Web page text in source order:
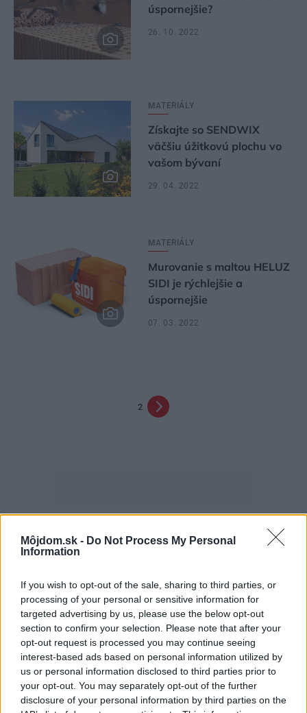
Môjdom.sk - Do Not Process My Personal
Information
If you wish to opt-out of the sale, sharing to third parties, or
processing of your personal or sensitive information for
targeted advertising by us, please use the below opt-out
section to confirm your selection. Please note that after your
opt-out request is processed you may continue seeing
interest-based ads based on personal information utilized by
us or personal information disclosed to third parties prior to
your opt-out. You may separately opt-out of the further
disclosure of your personal information by third parties on the
úspornejšie?
26. 10. 2022
MATERIÁLY
Získajte so SENDWIX
väčšiu úžitkovú plochu vo
vašom bývaní
29. 04. 2022
MATERIÁLY
Murovanie s maltou HELUZ
SIDI je rýchlejšie a
úspornejšie
07. 03. 2022
2
Najčítanejšie Za týždeň Za mesiac
Deti odrástli, rodičia majú bývanie presne podľa
seba. V novom dome je všetko pre ich život i
návštevy vnúčat
Žije pri lese, chová sliepky a uspáva ju rieka.
Miestni remeselníci vytvorili bývanie, ktoré vyzerá
ako malý raj
K bytu ladili aj škáry v obklade. Majitelia zbúrali